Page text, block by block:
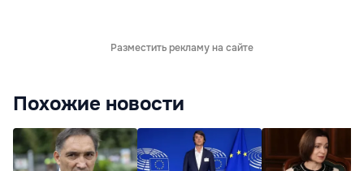
Разместить рекламу на сайте
Похожие новости